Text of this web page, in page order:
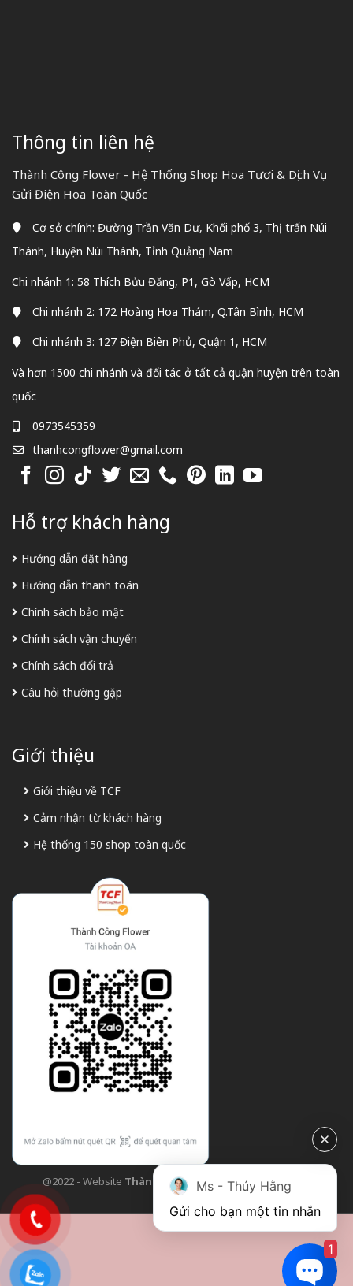
Thông tin liên hệ
Thành Công Flower - Hệ Thống Shop Hoa Tươi & Dịch Vụ
Gửi Điện Hoa Toàn Quốc
Cơ sở chính: Đường Trần Văn Dư, Khối phố 3, Thị trấn Núi
Thành, Huyện Núi Thành, Tỉnh Quảng Nam
Chi nhánh 1: 58 Thích Bửu Đăng, P1, Gò Vấp, HCM
Chi nhánh 2: 172 Hoàng Hoa Thám, Q.Tân Bình, HCM
Chi nhánh 3: 127 Điện Biên Phủ, Quận 1, HCM
Và hơn 1500 chi nhánh và đối tác ở tất cả quận huyện trên toàn
quốc
0973545359
thanhcongflower@gmail.com
Hỗ trợ khách hàng
Hướng dẫn đặt hàng
Hướng dẫn thanh toán
Chính sách bảo mật
Chính sách vận chuyển
Chính sách đổi trả
Câu hỏi thường gặp
Giới thiệu
Giới thiệu về TCF
Cảm nhận từ khách hàng
Hệ thống 150 shop toàn quốc
@2022 - Website Thành Công Flower| Design bởi
Ms - Thúy Hằng
Gửi cho bạn một tin nhắn
1